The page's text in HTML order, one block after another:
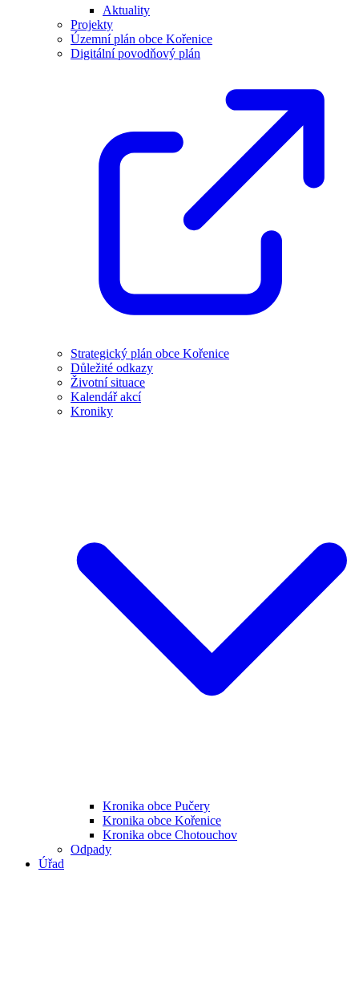
Aktuality
Projekty
Územní plán obce Kořenice
Digitální povodňový plán
Strategický plán obce Kořenice
Důležité odkazy
Životní situace
Kalendář akcí
Kroniky
Kronika obce Pučery
Kronika obce Kořenice
Kronika obce Chotouchov
Odpady
Úřad